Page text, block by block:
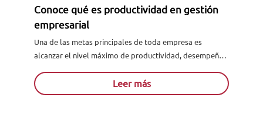
Conoce qué es productividad en gestión
empresarial
Una de las metas principales de toda empresa es
alcanzar el nivel máximo de productividad, desempeño y
Leer más